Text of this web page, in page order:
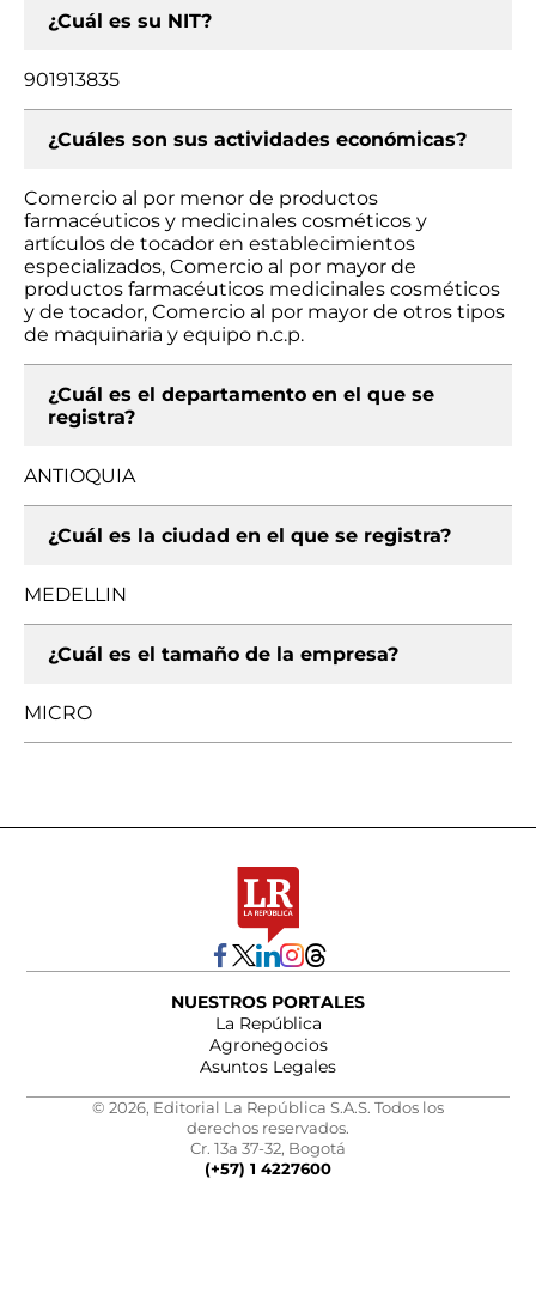
¿Cuál es su NIT?
901913835
¿Cuáles son sus actividades económicas?
Comercio al por menor de productos
farmacéuticos y medicinales cosméticos y
artículos de tocador en establecimientos
especializados, Comercio al por mayor de
productos farmacéuticos medicinales cosméticos
y de tocador, Comercio al por mayor de otros tipos
de maquinaria y equipo n.c.p.
¿Cuál es el departamento en el que se
registra?
ANTIOQUIA
¿Cuál es la ciudad en el que se registra?
MEDELLIN
¿Cuál es el tamaño de la empresa?
MICRO
NUESTROS PORTALES
La República
Agronegocios
Asuntos Legales
© 2026, Editorial La República S.A.S. Todos los
derechos reservados.
Cr. 13a 37-32, Bogotá
(+57) 1 4227600